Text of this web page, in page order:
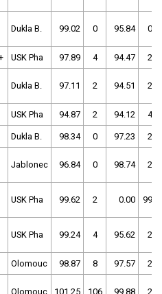
Dukla B. 99.02 0 95.84 0
USK Pha 97.89 4 94.47 2
Dukla B. 97.11 2 94.51 2
USK Pha 94.87 2 94.12 4
Dukla B. 98.34 0 97.23 2
Jablonec 96.84 0 98.74 2
USK Pha 99.62 2 0.00 999
USK Pha 99.24 4 95.62 2
Olomouc 98.87 8 97.57 2
Olomouc 101.25 106 99.88 2